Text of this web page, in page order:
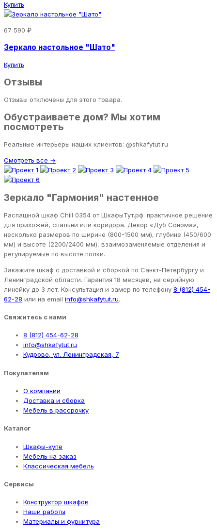
Купить
67 590 ₽
Зеркало настольное "Шато"
Купить
Отзывы
Отзывы отключены для этого товара.
Обустраиваете дом? Мы хотим
посмотреть
Реальные интерьеры наших клиентов: @shkafytut.ru
Смотреть все →
Зеркало "Гармония" настенное
Распашной шкаф Chill 0354 от ШкафыТут.рф: практичное решение
для прихожей, спальни или коридора. Декор «Дуб Сонома»,
несколько размеров по ширине (800-1500 мм), глубине (450/600
мм) и высоте (2200/2400 мм), взаимозаменяемые отделения и
регулируемые по высоте полки.
Закажите шкаф с доставкой и сборкой по Санкт-Петербургу и
Ленинградской области. Гарантия 18 месяцев, на серийную
линейку до 3 лет. Консультация и замер по телефону 8 (812) 454-
62-28 или на email info@shkafytut.ru.
Свяжитесь с нами
8 (812) 454-62-28
info@shkafytut.ru
Кудрово, ул. Ленинградская, 7
Покупателям
О компании
Доставка и сборка
Мебель в рассрочку
Каталог
Шкафы-купе
Мебель на заказ
Классическая мебель
Сервисы
Конструктор шкафов
Наши работы
Материалы и фурнитура